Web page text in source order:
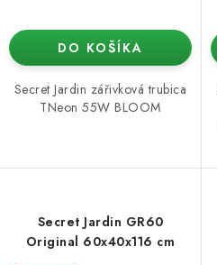
DO KOŠÍKA
Secret Jardin zářivková trubica
TNeon 55W BLOOM
Secret Jardin GR60
Original 60x40x116 cm